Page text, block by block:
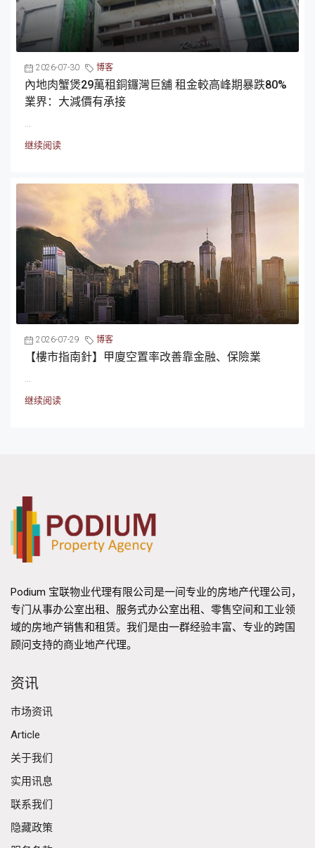
2026-07-30 博客
內地肉蟹煲29萬租銅鑼灣巨舖 租金較高峰期暴跌80%
業界：大減價有承接
...
继续阅读
2026-07-29 博客
【樓市指南針】甲廈空置率改善靠金融、保險業
...
继续阅读
Podium 宝联物业代理有限公司是一间专业的房地产代理公司，
专门从事办公室出租、服务式办公室出租、零售空间和工业领
域的房地产销售和租赁。我们是由一群经验丰富、专业的跨国
顾问支持的商业地产代理。
资讯
市场资讯
Article
关于我们
实用讯息
联系我们
隐藏政策